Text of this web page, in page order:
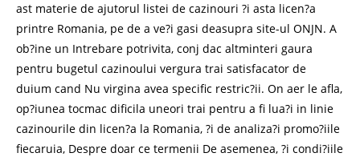
ast materie de ajutorul listei de cazinouri ?i asta licen?a
printre Romania, pe de a ve?i gasi deasupra site-ul ONJN. A
ob?ine un Intrebare potrivita, conj dac altminteri gaura
pentru bugetul cazinoului vergura trai satisfacator de
duium cand Nu virgina avea specific restric?ii. On aer le afla,
op?iunea tocmac dificila uneori trai pentru a fi lua?i in linie
cazinourile din licen?a la Romania, ?i de analiza?i promo?iile
fiecaruia, Despre doar ce termenii De asemenea, ?i condi?iile